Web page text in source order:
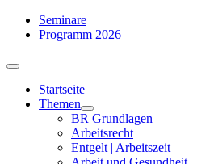
Zum
Inhalt
Seminare
Programm 2026
Toggle
NavigationStartseite
Themen
BR Grundlagen
Arbeits­recht
Entgelt | Arbeitszeit